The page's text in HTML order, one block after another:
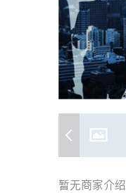
暂无商家介绍